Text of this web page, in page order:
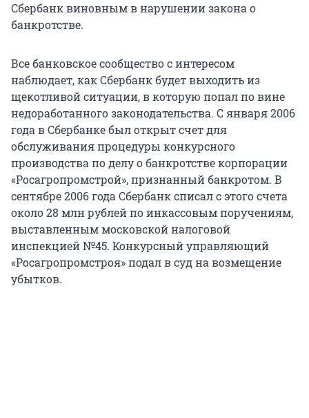
Сбербанк виновным в нарушении закона о
банкротстве.
Все банковское сообщество с интересом
наблюдает, как Сбербанк будет выходить из
щекотливой ситуации, в которую попал по вине
недоработанного законодательства. С января 2006
года в Сбербанке был открыт счет для
обслуживания процедуры конкурсного
производства по делу о банкротстве корпорации
«Росагропромстрой», признанный банкротом. В
сентябре 2006 года Сбербанк списал с этого счета
около 28 млн рублей по инкассовым поручениям,
выставленным московской налоговой
инспекцией №45. Конкурсный управляющий
«Росагропромстроя» подал в суд на возмещение
убытков.